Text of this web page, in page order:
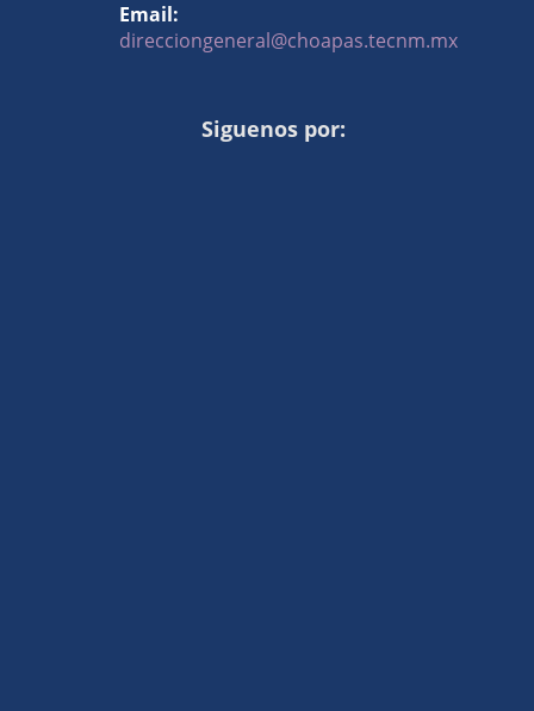
Email:
direcciongeneral@choapas.tecnm.mx
Siguenos por: